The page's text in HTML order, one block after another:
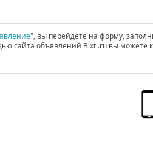
, вы перейдете на форму,
сайта объявлений Bixti.ru вы можете